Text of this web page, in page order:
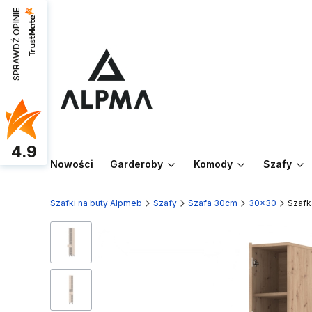
Nowości Garderoby Komody Szafy
Szafki na buty Alpmeb Szafy Szafa 30cm 30x30
SPRAWDŹ OPINIE
4.9